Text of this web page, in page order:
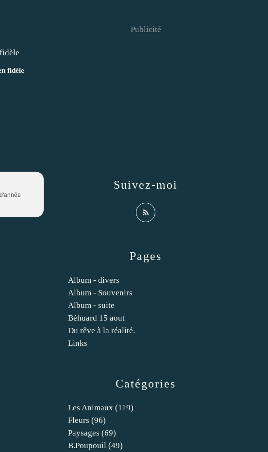
fidèle
Catégories
Les Animaux (119)
Fleurs (96)
Paysages (69)
B.poupouil (49)
Pages
Album - divers
Album - Souvenirs
Album - suite
Béhuard 15 aout
Du rêve à la réalité.
Links
Suivez-moi
Publicité